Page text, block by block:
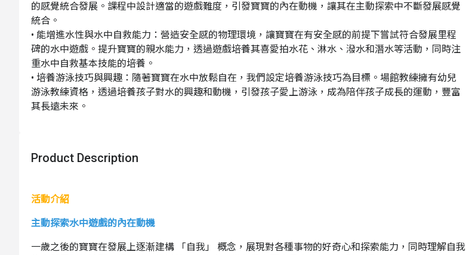
的感覺統合發展。課程中設計適當的遊戲難度，引發寶寶的內在動機，讓其在主動探索中不斷發展感覺
統合。
• 能增進水性與水中自救能力：營造安全感的物理環境，讓寶寶在有安全感的前提下嘗試符合發展里程
碑的水中遊戲。提升寶寶的親水能力，透過遊戲培養其喜愛拍水花、淋水、潑水和潛水等活動，同時注
重水中自救基本技能的培養。
• 培養游泳技巧與興趣：隨著寶寶在水中放鬆自在，我們設定培養游泳技巧為目標。場館教練擁有幼兒
游泳教練資格，透過培養孩子對水的興趣和動機，引發孩子愛上游泳，成為陪伴孩子成長的運動，豐富
其長遠未來。
Product Description
活動介紹
主動探索水中遊戲的內在動機
一歲之後的寶寶在發展上逐漸建構 「自我」 概念，展現對各種事物的好奇心和探索能力，同時理解自我